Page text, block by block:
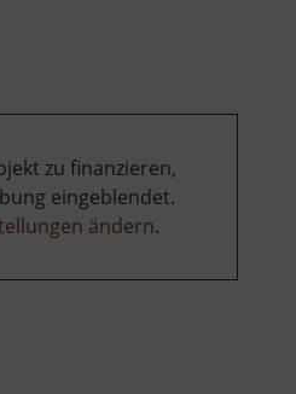
zu finanzieren,
eingeblendet.
ändern.